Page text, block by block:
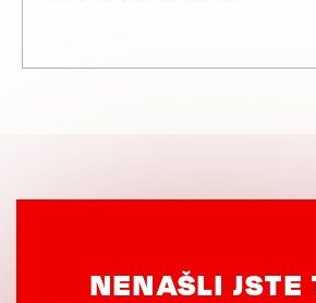
NENAŠLI JSTE